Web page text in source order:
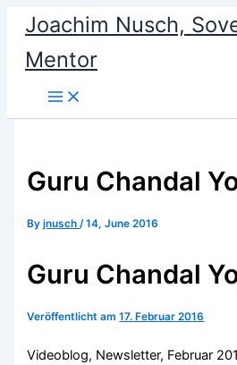
content
Joachim Nusch,
Mentor
Guru Chandal
Byjnusch/14, June 2016
Guru Chandal
Veröffentlicht am17. Februar 2016
Videoblog, Newsletter, Februar